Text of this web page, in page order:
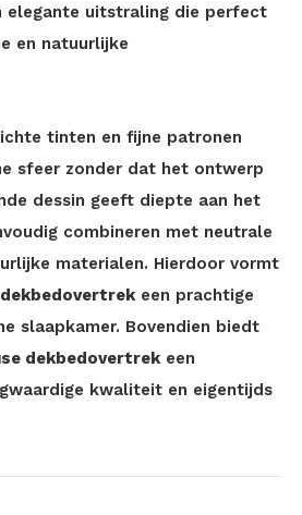
elegante uitstraling die perfect
en natuurlijke
tinten en fijne patronen
sfeer zonder dat het ontwerp
dessin geeft diepte aan het
combineren met neutrale
materialen. Hierdoor vormt
een prachtige
slaapkamer. Bovendien biedt
dekbedovertrekeen
kwaliteit en eigentijds